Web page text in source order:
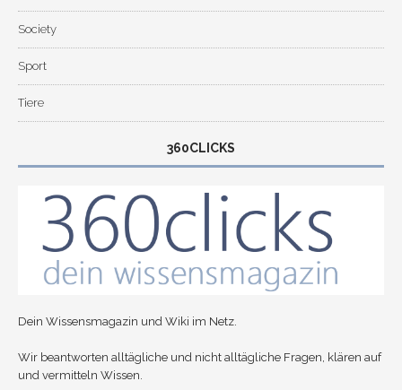
Society
Sport
Tiere
360CLICKS
Dein Wissensmagazin und Wiki im Netz.
Wir beantworten alltägliche und nicht alltägliche Fragen, klären auf
und vermitteln Wissen.